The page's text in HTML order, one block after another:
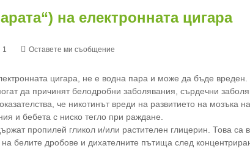
на електронната цигара
1 Оставете ми съобщение
цигара, не е водна пара и може да бъде
да причинят белодробни заболявания, сърдечни
че никотинът вреди на развитието на мозъка
и бебета с ниско тегло при раждане.
пропилей гликол и/или растителен глицерин. Това са
белите дробове и дихателните пътища след